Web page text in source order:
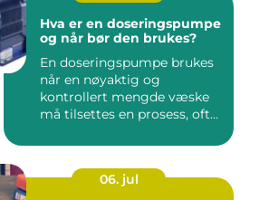
Hva er en doseringspumpe
og når bør den brukes?
En doseringspumpe brukes
når en nøyaktig og
kontrollert mengde væske
må tilsettes en prosess, ofte
06. jul